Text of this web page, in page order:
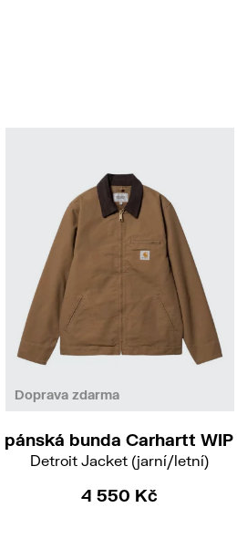
Doprava zdarma
M
pánská bunda Carhartt WIP
Detroit Jacket (jarní/letní)
4 550 Kč